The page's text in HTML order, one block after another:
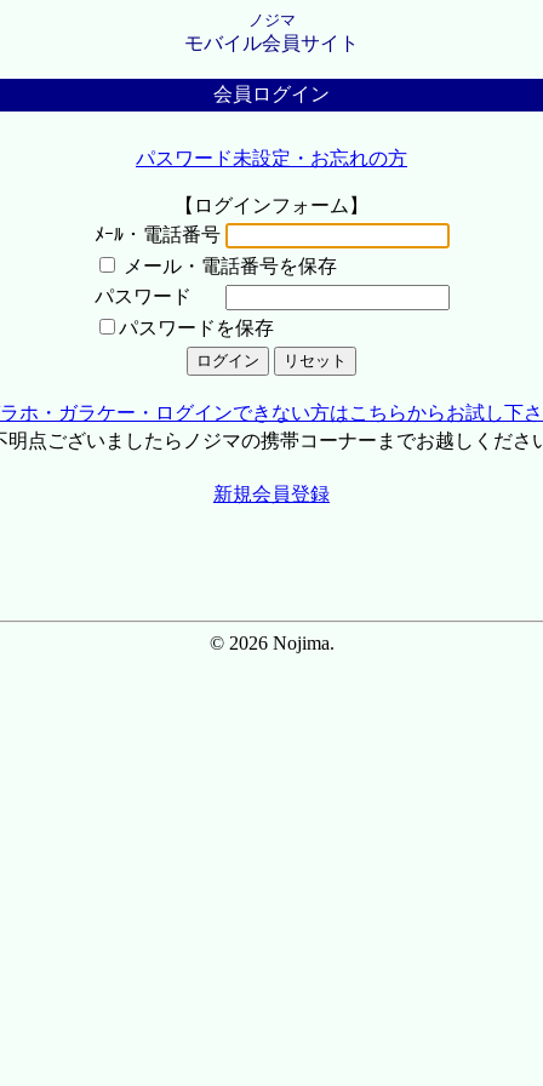
ノジマ
モバイル会員サイト
会員ログイン
パスワード未設定・お忘れの方
【ログインフォーム】
ﾒｰﾙ・電話番号
メール・電話番号を保存
パスワード
パスワードを保存
ホ・ガラケー・ログインできない方はこちらからお試し下
点ございましたらノジマの携帯コーナーまでお越しくださ
新規会員登録
© 2026 Nojima.